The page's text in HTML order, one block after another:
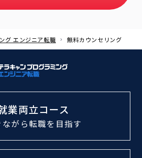
グ エンジニア転職 無料カウンセリング
業両立コース
がら転職を目指す